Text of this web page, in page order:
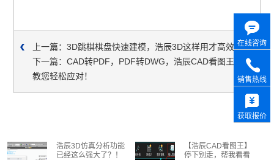
上一篇：3D跳棋棋盘快速建模，浩辰3D这样用才高效！
下一篇：CAD转PDF，PDF转DWG，浩辰CAD看图王
教您轻松应对！
浩辰3D仿真分析功能
已经这么强大了？！
【浩辰CAD看图王】
停下别走，帮我看看
在线咨询
销售热线
获取报价